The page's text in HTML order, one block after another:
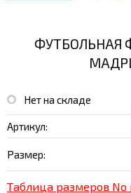
ФУТБОЛЬНАЯ
Нет на складе
Артикул:
Размер:
Таблица размеров No